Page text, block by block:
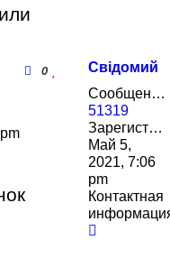
Свідомий
Сообщения:
51319
Зарегистрирован:
Май 5,
2021, 7:06
pm
Контактная
0